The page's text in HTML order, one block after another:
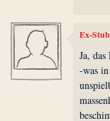
Ex-
Ja,
-was